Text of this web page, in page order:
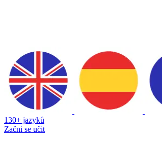
130+ jazyků
Začni se učit